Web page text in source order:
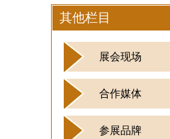
其他栏目
展会现场
合作媒体
参展品牌